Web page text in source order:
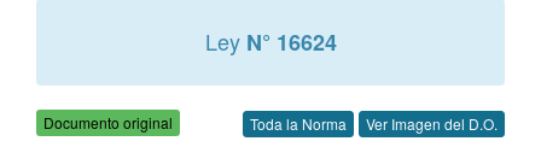
Ley N° 16624
Documento original Toda la Norma Ver Imagen del D.O.